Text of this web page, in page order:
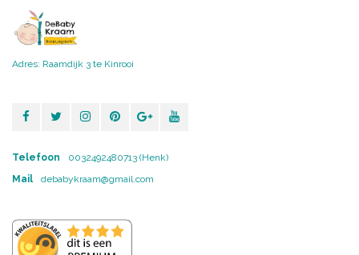
Adres: Raamdijk 3 te Kinrooi
Telefoon
0032492480713 (Henk)
Mail
debabykraam@gmail.com